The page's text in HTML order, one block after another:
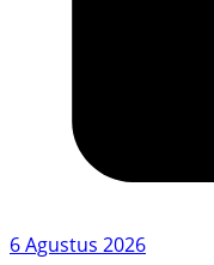
6 Agustus 2026